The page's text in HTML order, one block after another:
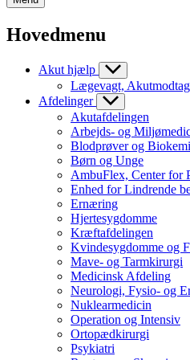
Hovedmenu
Akut hjælp
Lægevagt,
Afdelinger
Akutafdelingen
Arbejds- og
Blodprøver og Biokemi
Børn og Unge
AmbuFlex, Center for
Enhed for Lindrende
Ernæring
Hjertesygdomme
Kræftafdelingen
Kvindesygdomme og
Mave- og Tarmkirurgi
Medicinsk Afdeling
Neurologi, Fysio- og
Nuklearmedicin
Operation og Intensiv
Ortopædkirurgi
Psykiatri